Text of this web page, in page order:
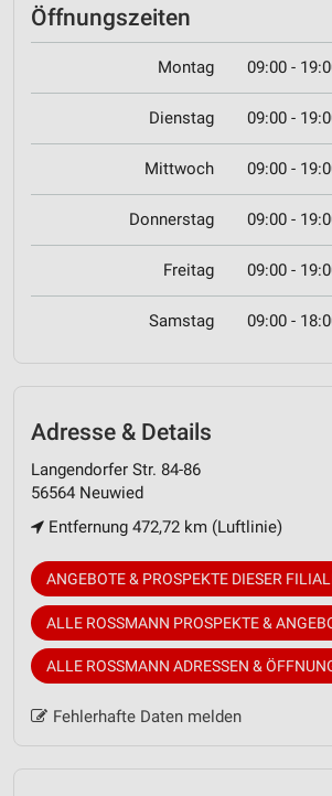
Öffnungszeiten
Montag 09:00 -
Dienstag 09:00 -
Mittwoch 09:00 -
Donnerstag 09:00 -
Freitag 09:00 -
Samstag 09:00 -
Adresse & Details
Langendorfer Str. 84-86
56564 Neuwied
Entfernung 472,72 km (Luftlinie)
ANGEBOTE & PROSPEKTE DIESER
ALLE ROSSMANN PROSPEKTE &
ALLE ROSSMANN ADRESSEN &
Fehlerhafte Daten melden